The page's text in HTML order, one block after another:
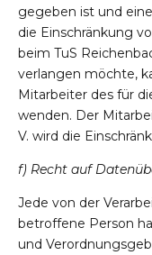
gegeben ist und
die Einschränkung
beim TuS
verlangen möchte,
Mitarbeiter des für
wenden. Der
V. wird die
f) Recht auf
Jede von der
betroffene Person
und